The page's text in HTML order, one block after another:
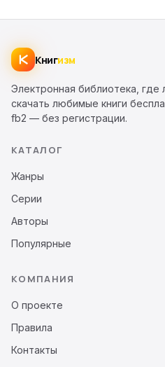
Книгизм
Электронная библиотека,
скачать любимые книги
fb2 — без регистрации.
КАТАЛОГ
Жанры
Серии
Авторы
Популярные
КОМПАНИЯ
О проекте
Правила
Контакты